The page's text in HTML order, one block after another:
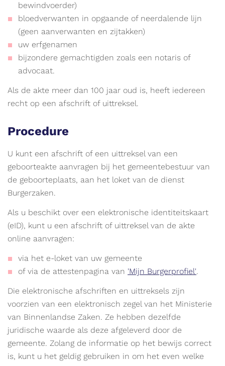
bewindvoerder)
bloedverwanten in opgaande of neerdalende lijn
(geen aanverwanten en zijtakken)
uw erfgenamen
bijzondere gemachtigden zoals een notaris of
advocaat.
Als de akte meer dan 100 jaar oud is, heeft iedereen
recht op een afschrift of uittreksel.
Procedure
U kunt een afschrift of een uittreksel van een
geboorteakte aanvragen bij het gemeentebestuur van
de geboorteplaats, aan het loket van de dienst
Burgerzaken.
Als u beschikt over een elektronische identiteitskaart
(eID), kunt u een afschrift of uittreksel van de akte
online aanvragen:
via het e-loket van uw gemeente
of via de attestenpagina van 'Mijn Burgerprofiel'.
Die elektronische afschriften en uittreksels zijn
voorzien van een elektronisch zegel van het Ministerie
van Binnenlandse Zaken. Ze hebben dezelfde
juridische waarde als deze afgeleverd door de
gemeente. Zolang de informatie op het bewijs correct
is, kunt u het geldig gebruiken in om het even welke